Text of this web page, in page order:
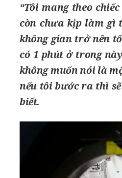
“Tôi mang theo
còn chưa kịp làm gì
không gian trở nên
có 1 phút ở trong
không muốn nói là
nếu tôi bước ra thì
biết.